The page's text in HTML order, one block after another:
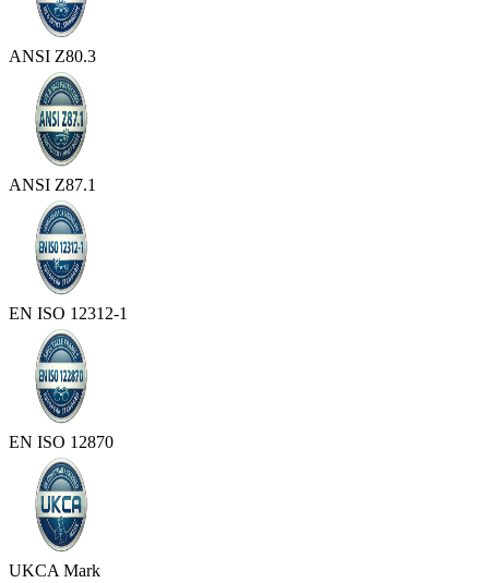
ANSI Z80.3
ANSI Z87.1
EN ISO 12312-1
EN ISO 12870
UKCA Mark